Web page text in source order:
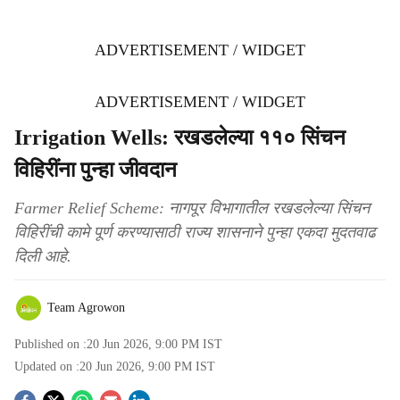
ADVERTISEMENT / WIDGET
ADVERTISEMENT / WIDGET
Irrigation Wells: रखडलेल्या ११० सिंचन
विहिरींना पुन्हा जीवदान
Farmer Relief Scheme: नागपूर विभागातील रखडलेल्या सिंचन
विहिरींची कामे पूर्ण करण्यासाठी राज्य शासनाने पुन्हा एकदा मुदतवाढ
दिली आहे.
Team Agrowon
Published on :20 Jun 2026, 9:00 PM IST
Updated on :20 Jun 2026, 9:00 PM IST